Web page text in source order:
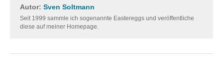
Autor: Sven Soltmann
Seit 1999 sammle ich sogenannte Eastereggs und veröffentliche
diese auf meiner Homepage.